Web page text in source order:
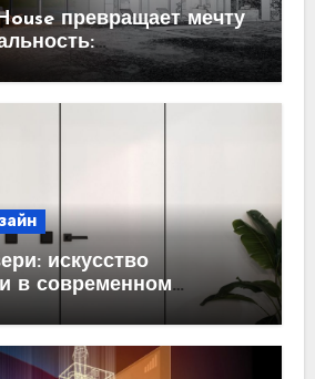
превращает мечту
под ключ
искусство
в современном